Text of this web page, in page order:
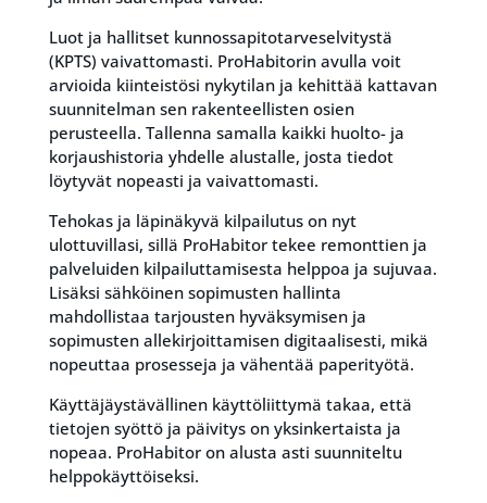
Luot ja hallitset kunnossapitotarveselvitystä
(KPTS) vaivattomasti. ProHabitorin avulla voit
arvioida kiinteistösi nykytilan ja kehittää kattavan
suunnitelman sen rakenteellisten osien
perusteella. Tallenna samalla kaikki huolto- ja
korjaushistoria yhdelle alustalle, josta tiedot
löytyvät nopeasti ja vaivattomasti.
Tehokas ja läpinäkyvä kilpailutus on nyt
ulottuvillasi, sillä ProHabitor tekee remonttien ja
palveluiden kilpailuttamisesta helppoa ja sujuvaa.
Lisäksi sähköinen sopimusten hallinta
mahdollistaa tarjousten hyväksymisen ja
sopimusten allekirjoittamisen digitaalisesti, mikä
nopeuttaa prosesseja ja vähentää paperityötä.
Käyttäjäystävällinen käyttöliittymä takaa, että
tietojen syöttö ja päivitys on yksinkertaista ja
nopeaa. ProHabitor on alusta asti suunniteltu
helppokäyttöiseksi.